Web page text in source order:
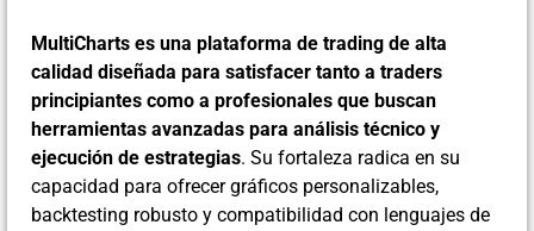
MultiCharts es una plataforma de trading de alta
calidad diseñada para satisfacer tanto a traders
principiantes como a profesionales que buscan
herramientas avanzadas para análisis técnico y
ejecución de estrategias. Su fortaleza radica en su
capacidad para ofrecer gráficos personalizables,
backtesting robusto y compatibilidad con lenguajes de